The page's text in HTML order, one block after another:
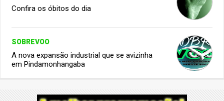
Confira os óbitos do dia
SOBREVOO
A nova expansão industrial que se avizinha
em Pindamonhangaba